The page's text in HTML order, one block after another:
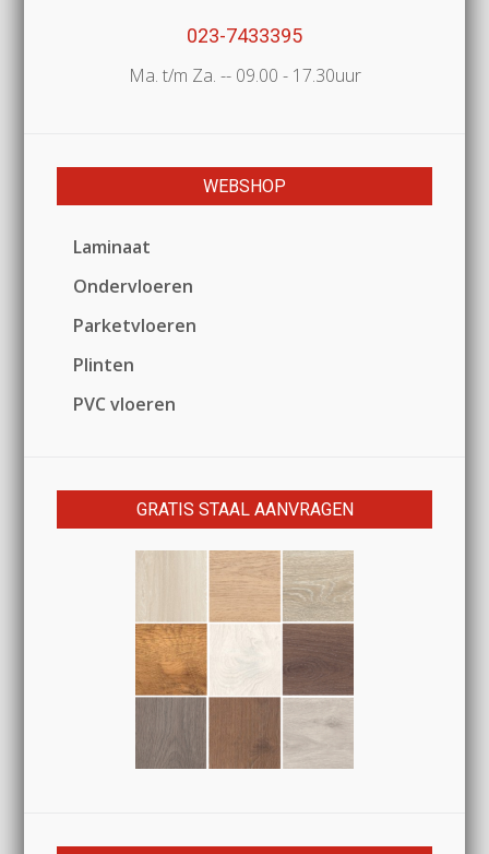
023-7433395
Ma. t/m Za. -- 09.00 - 17.30uur
WEBSHOP
Laminaat
Ondervloeren
Parketvloeren
Plinten
PVC vloeren
GRATIS STAAL AANVRAGEN